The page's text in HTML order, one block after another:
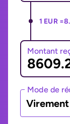
1 EUR =
Montant
Mode de